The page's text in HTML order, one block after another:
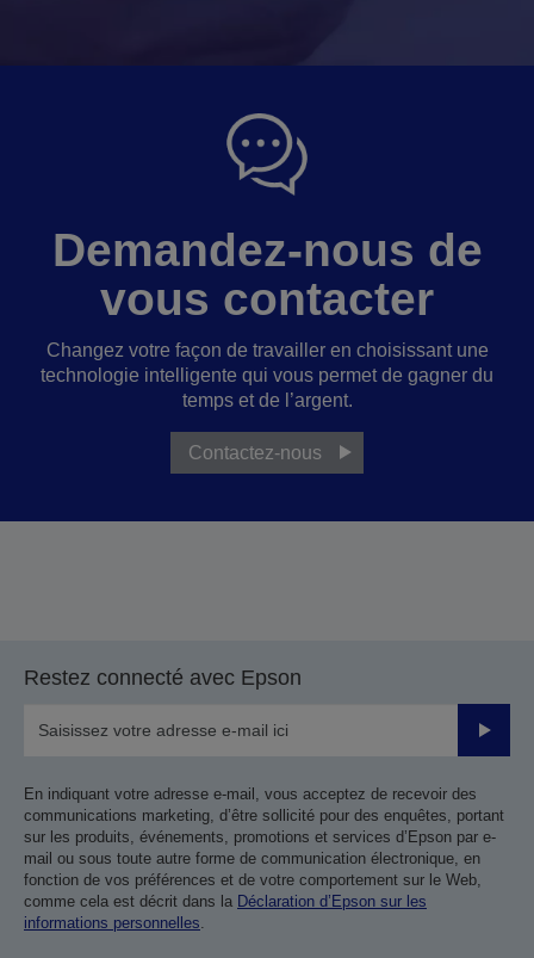
Demandez-nous de
vous contacter
Changez votre façon de travailler en choisissant une
technologie intelligente qui vous permet de gagner du
temps et de l’argent.
Contactez-nous
Restez connecté avec Epson
Valider
En indiquant votre adresse e-mail, vous acceptez de recevoir des
communications marketing, d’être sollicité pour des enquêtes, portant
sur les produits, événements, promotions et services d’Epson par e-
mail ou sous toute autre forme de communication électronique, en
fonction de vos préférences et de votre comportement sur le Web,
comme cela est décrit dans la Déclaration d’Epson sur les
informations personnelles